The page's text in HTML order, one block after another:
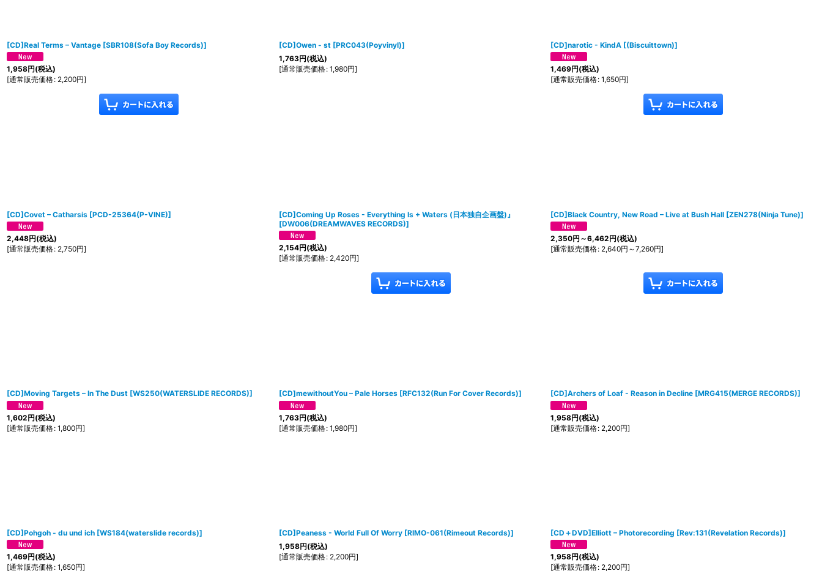
[CD]Real Terms – Vantage [SBR108(Sofa Boy Records)]
1,958円(税込)
[通常販売価格: 2,200円]
[CD]Owen - st [PRC043(Poyvinyl)]
1,763円(税込)
[通常販売価格: 1,980円]
[CD]narotic - KindA [(Biscuittown)]
1,469円(税込)
[通常販売価格: 1,650円]
[CD]Covet ‎– Catharsis [PCD-25364(P-VINE)]
2,448円(税込)
[通常販売価格: 2,750円]
[CD]Coming Up Roses - Everything Is + Waters (日本独自企画盤)』
[DW006(DREAMWAVES RECORDS)]
2,154円(税込)
[通常販売価格: 2,420円]
[CD]Black Country, New Road ‎– Live at Bush Hall [ZEN278(Ninja Tune)]
2,350円 ～6,462円(税込)
[通常販売価格: 2,640円 ～7,260円]
[CD]Moving Targets – In The Dust [WS250(WATERSLIDE RECORDS)]
1,602円(税込)
[通常販売価格: 1,800円]
[CD]mewithoutYou – Pale Horses [RFC132(Run For Cover Records)]
1,763円(税込)
[通常販売価格: 1,980円]
[CD]Archers of Loaf - Reason in Decline [MRG415(MERGE RECORDS)]
1,958円(税込)
[通常販売価格: 2,200円]
[CD]Pohgoh - du und ich [WS184(waterslide records)]
1,469円(税込)
[通常販売価格: 1,650円]
[CD]Peaness - World Full Of Worry [RIMO-061(Rimeout Records)]
1,958円(税込)
[通常販売価格: 2,200円]
[CD＋DVD]Elliott – Photorecording [Rev:131(Revelation Records)]
1,958円(税込)
[通常販売価格: 2,200円]